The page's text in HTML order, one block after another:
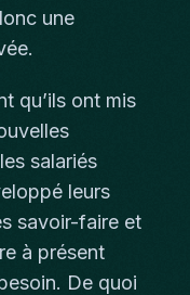
une
qu’ils ont mis
salariés
leurs
savoir-faire et
à présent
De quoi